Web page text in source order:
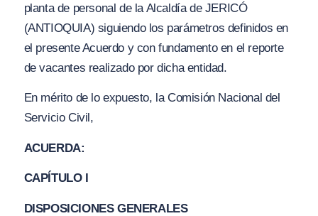
planta de personal de la Alcaldía de JERICÓ
(ANTIOQUIA) siguiendo los parámetros definidos en
el presente Acuerdo y con fundamento en el reporte
de vacantes realizado por dicha entidad.
En mérito de lo expuesto, la Comisión Nacional del
Servicio Civil,
ACUERDA:
CAPÍTULO I
DISPOSICIONES GENERALES